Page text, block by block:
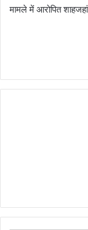
मामले में आरोपित